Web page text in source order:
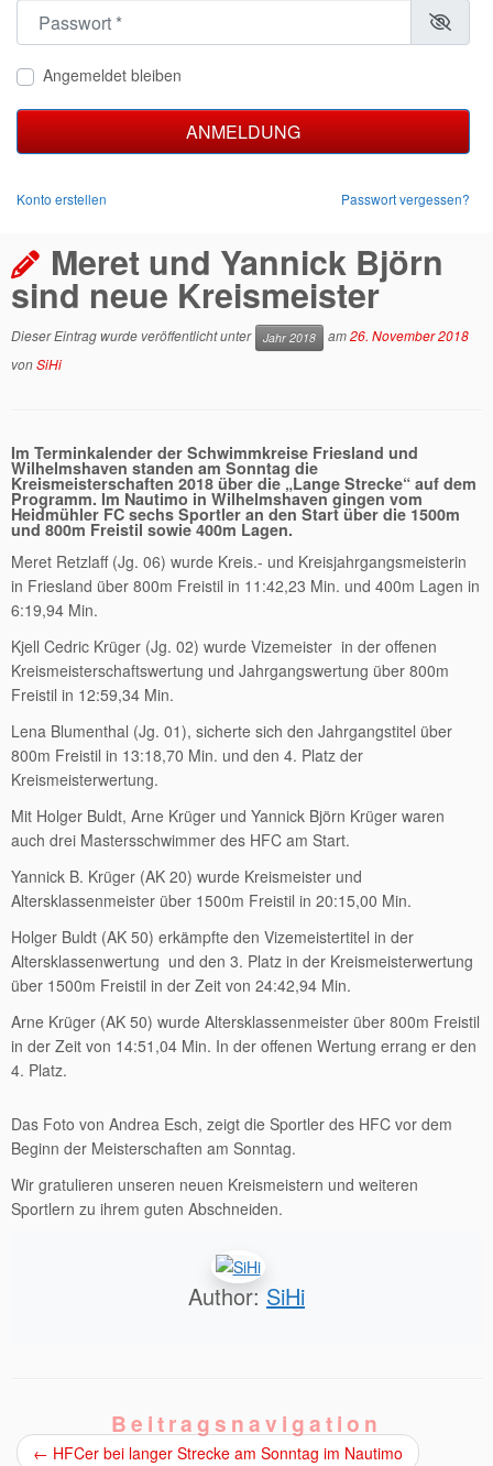
Angemeldet bleiben
ANMELDUNG
Konto erstellen Passwort vergessen?
Meret und Yannick Björn
sind neue Kreismeister
Dieser Eintrag wurde veröffentlicht unter Jahr 2018 am26. November 2018
vonSiHi
Im Terminkalender der Schwimmkreise Friesland und
Wilhelmshaven standen am Sonntag die
Kreismeisterschaften 2018 über die „Lange Strecke“ auf dem
Programm. Im Nautimo in Wilhelmshaven gingen vom
Heidmühler FC sechs Sportler an den Start über die 1500m
und 800m Freistil sowie 400m Lagen.
Meret Retzlaff (Jg. 06) wurde Kreis.- und Kreisjahrgangsmeisterin
in Friesland über 800m Freistil in 11:42,23 Min. und 400m Lagen in
6:19,94 Min.
Kjell Cedric Krüger (Jg. 02) wurde Vizemeister in der offenen
Kreismeisterschaftswertung und Jahrgangswertung über 800m
Freistil in 12:59,34 Min.
Lena Blumenthal (Jg. 01), sicherte sich den Jahrgangstitel über
800m Freistil in 13:18,70 Min. und den 4. Platz der
Kreismeisterwertung.
Mit Holger Buldt, Arne Krüger und Yannick Björn Krüger waren
auch drei Mastersschwimmer des HFC am Start.
Yannick B. Krüger (AK 20) wurde Kreismeister und
Altersklassenmeister über 1500m Freistil in 20:15,00 Min.
Holger Buldt (AK 50) erkämpfte den Vizemeistertitel in der
Altersklassenwertung und den 3. Platz in der Kreismeisterwertung
über 1500m Freistil in der Zeit von 24:42,94 Min.
Arne Krüger (AK 50) wurde Altersklassenmeister über 800m Freistil
in der Zeit von 14:51,04 Min. In der offenen Wertung errang er den
4. Platz.
Das Foto von Andrea Esch, zeigt die Sportler des HFC vor dem
Beginn der Meisterschaften am Sonntag.
Wir gratulieren unseren neuen Kreismeistern und weiteren
Sportlern zu ihrem guten Abschneiden.
Author: SiHi
Beitragsnavigation
← HFCer bei langer Strecke am Sonntag im Nautimo